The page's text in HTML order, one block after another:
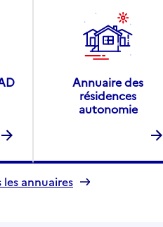
Annuaire des
résidences
autonomie
les annuaires